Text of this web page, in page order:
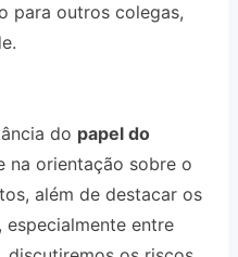
para outros colegas,
do papel do
orientação sobre o
além de destacar os
entre